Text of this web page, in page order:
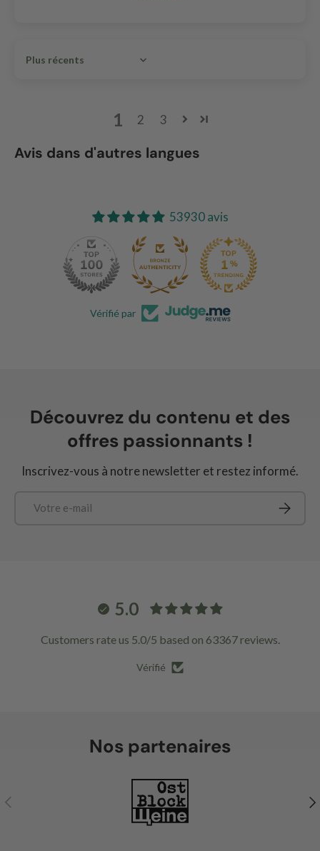
Sort by
1 2 3
Avis dans d'autres langues
53930 avis
53.9K 140
Vérifié par
Découvrez du contenu et des
offres passionnants !
Inscrivez-vous à notre newsletter et restez informé.
S’inscrire
5.0
Customers rate us 5.0/5 based on 63367 reviews.
Vérifié
Nos partenaires
Précédent